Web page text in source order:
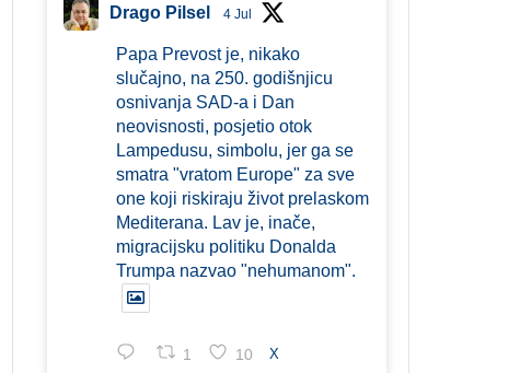
Drago Pilsel 4 Jul
Papa Prevost je, nikako
slučajno, na 250. godišnjicu
osnivanja SAD-a i Dan
neovisnosti, posjetio otok
Lampedusu, simbolu, jer ga se
smatra "vratom Europe" za sve
one koji riskiraju život prelaskom
Mediterana. Lav je, inače,
migracijsku politiku Donalda
Trumpa nazvao "nehumanom".
1 10 X